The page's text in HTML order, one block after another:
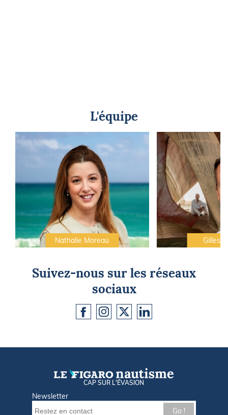
L'équipe
Nathalie Moreau Gilles
Suivez-nous sur les réseaux
sociaux
CAP SUR L'ÉVASION
Newsletter
Go !